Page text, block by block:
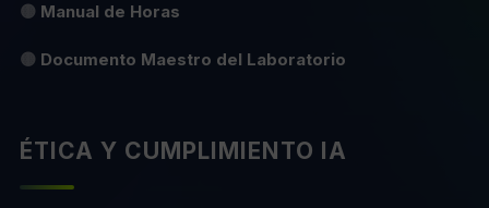
🟡 Manual de Horas
🟡 Documento Maestro del Laboratorio
ÉTICA Y CUMPLIMIENTO IA